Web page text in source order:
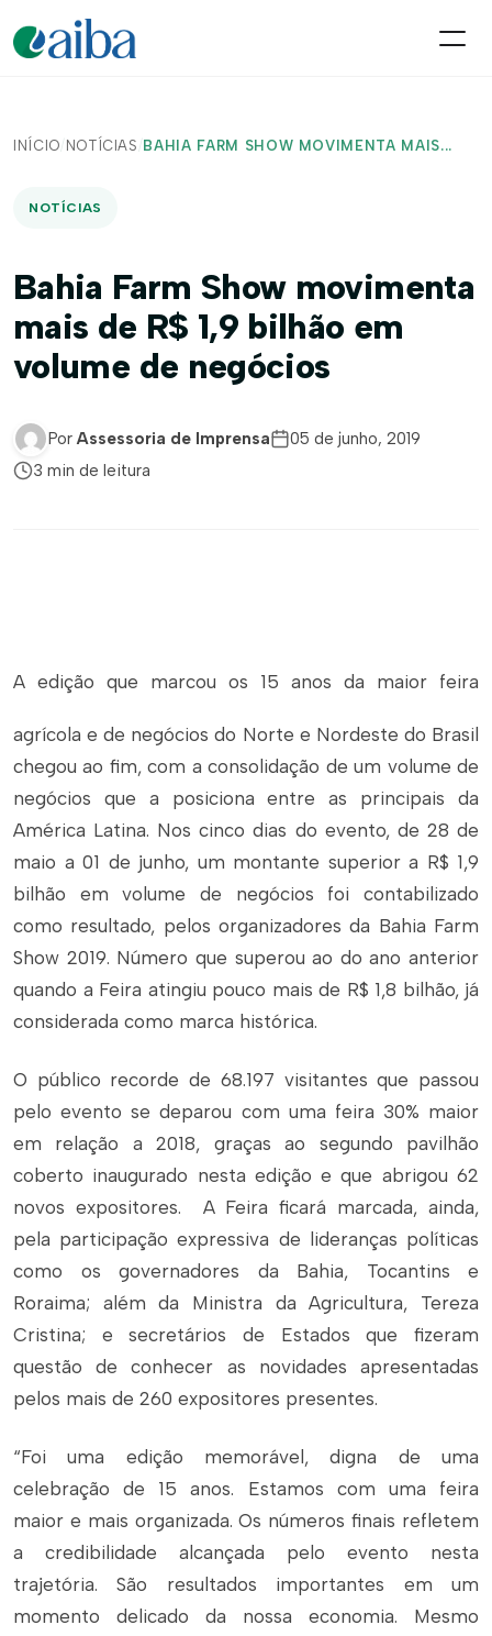
INÍCIO/ NOTÍCIAS / BAHIA FARM SHOW MOVIMENTA MAIS...
NOTÍCIAS
Bahia Farm Show movimenta
mais de R$ 1,9 bilhão em
volume de negócios
Por Assessoria de Imprensa
05 de junho, 2019
3 min de leitura
A edição que marcou os 15 anos da maior feira
agrícola e de negócios do Norte e Nordeste do Brasil
chegou ao fim, com a consolidação de um volume de
negócios que a posiciona entre as principais da
América Latina. Nos cinco dias do evento, de 28 de
maio a 01 de junho, um montante superior a R$ 1,9
bilhão em volume de negócios foi contabilizado
como resultado, pelos organizadores da Bahia Farm
Show 2019. Número que superou ao do ano anterior
quando a Feira atingiu pouco mais de R$ 1,8 bilhão, já
considerada como marca histórica.
O público recorde de 68.197 visitantes que passou
pelo evento se deparou com uma feira 30% maior
em relação a 2018, graças ao segundo pavilhão
coberto inaugurado nesta edição e que abrigou 62
novos expositores. A Feira ficará marcada, ainda,
pela participação expressiva de lideranças políticas
como os governadores da Bahia, Tocantins e
Roraima; além da Ministra da Agricultura, Tereza
Cristina; e secretários de Estados que fizeram
questão de conhecer as novidades apresentadas
pelos mais de 260 expositores presentes.
“Foi uma edição memorável, digna de uma
celebração de 15 anos. Estamos com uma feira
maior e mais organizada. Os números finais refletem
a credibilidade alcançada pelo evento nesta
trajetória. São resultados importantes em um
momento delicado da nossa economia. Mesmo